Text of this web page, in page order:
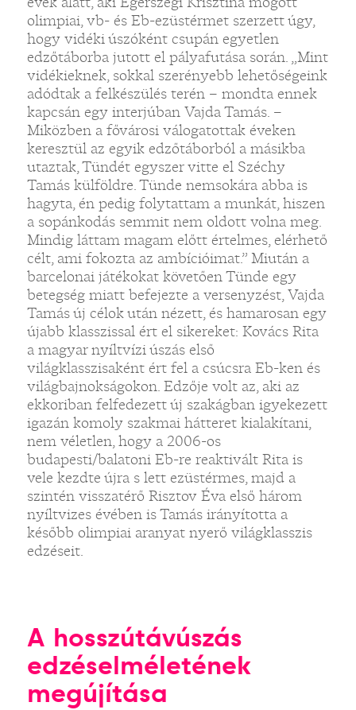
olimpiai, vb- és Eb-ezüstérmet szerzett úgy,
hogy vidéki úszóként csupán egyetlen
edzőtáborba jutott el pályafutása során. „Mint
vidékieknek, sokkal szerényebb lehetőségeink
adódtak a felkészülés terén – mondta ennek
kapcsán egy interjúban Vajda Tamás. –
Miközben a fővárosi válogatottak éveken
keresztül az egyik edzőtáborból a másikba
utaztak, Tündét egyszer vitte el Széchy
Tamás külföldre. Tünde nemsokára abba is
hagyta, én pedig folytattam a munkát, hiszen
a sopánkodás semmit nem oldott volna meg.
Mindig láttam magam előtt értelmes, elérhető
célt, ami fokozta az ambícióimat.” Miután a
barcelonai játékokat követően Tünde egy
betegség miatt befejezte a versenyzést, Vajda
Tamás új célok után nézett, és hamarosan egy
újabb klasszissal ért el sikereket: Kovács Rita
a magyar nyíltvízi úszás első
világklasszisaként ért fel a csúcsra Eb-ken és
világbajnokságokon. Edzője volt az, aki az
ekkoriban felfedezett új szakágban igyekezett
igazán komoly szakmai hátteret kialakítani,
nem véletlen, hogy a 2006-os
budapesti/balatoni Eb-re reaktivált Rita is
vele kezdte újra s lett ezüstérmes, majd a
szintén visszatérő Risztov Éva első három
nyíltvizes évében is Tamás irányította a
később olimpiai aranyat nyerő világklasszis
edzéseit.
A hosszútávúszás
edzéselméletének
megújítása